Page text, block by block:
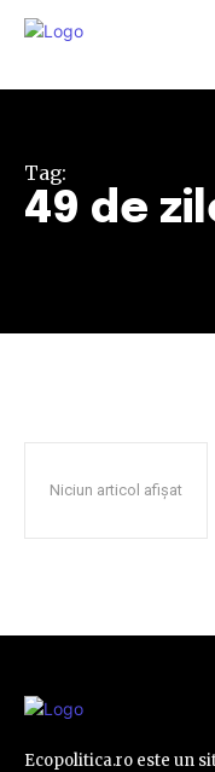
Tag:
49 de
Niciun articol afișat
Ecopolitica.ro este un